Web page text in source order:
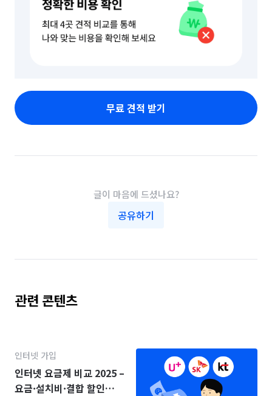
무료 견적 받기
글이 마음에 드셨나요?
공유하기
관련 콘텐츠
인터넷 가입
인터넷 요금제 비교 2025 –
요금·설치비·결합 할인